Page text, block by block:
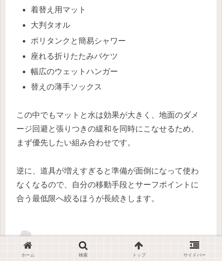
着替え用マット
大判タオル
ポリタンクと簡易シャワー
座れる折りたたみバケツ
幅広のウェットハンガー
替えの薄手ソックス
この中でもマットと水は効果が大きく、地面のダメ
ージ回避と張りつきの緩和を同時にこなせるため、
まず優先したい組み合わせです。
逆に、道具が増えすぎると準備が面倒になって使わ
なくなるので、自分の移動手段とサーフポイントに
合う最低限へ絞るほうが長続きします。
脱いだ後の洗浄と乾燥を習慣化する
ホーム 検索 トップ サイドバー